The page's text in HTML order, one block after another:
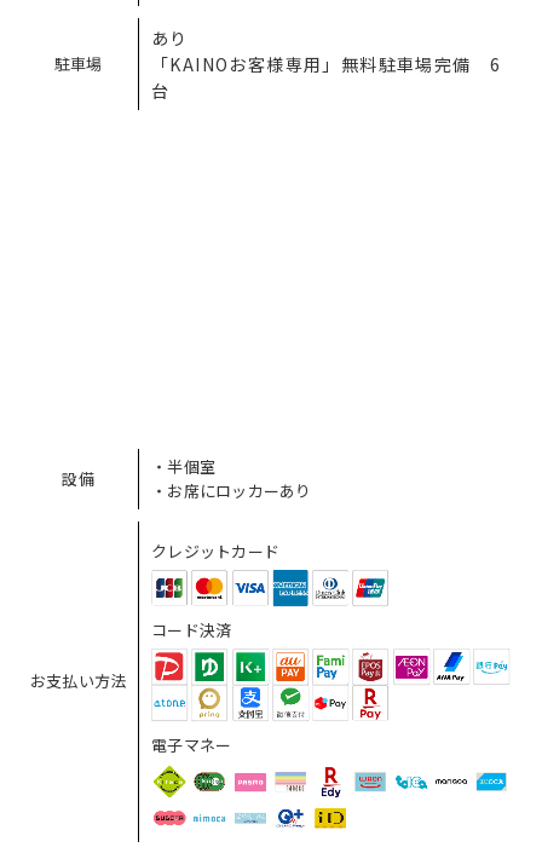
駐車場
あり
「KAINOお客様専用」無料駐車場完備 6
台
設備
・半個室
・お席にロッカーあり
お支払い方法
クレジットカード
コード決済
電子マネー